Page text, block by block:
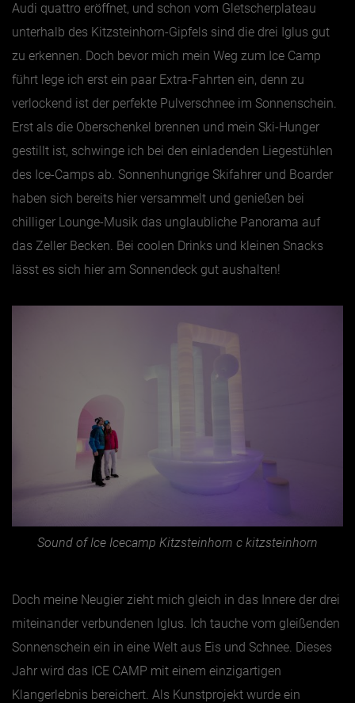
Audi quattro eröffnet, und schon vom Gletscherplateau
unterhalb des Kitzsteinhorn-Gipfels sind die drei Iglus gut
zu erkennen. Doch bevor mich mein Weg zum Ice Camp
führt lege ich erst ein paar Extra-Fahrten ein, denn zu
verlockend ist der perfekte Pulverschnee im Sonnenschein.
Erst als die Oberschenkel brennen und mein Ski-Hunger
gestillt ist, schwinge ich bei den einladenden Liegestühlen
des Ice-Camps ab. Sonnenhungrige Skifahrer und Boarder
haben sich bereits hier versammelt und genießen bei
chilliger Lounge-Musik das unglaubliche Panorama auf
das Zeller Becken. Bei coolen Drinks und kleinen Snacks
lässt es sich hier am Sonnendeck gut aushalten!
Sound of Ice Icecamp Kitzsteinhorn c kitzsteinhorn
Doch meine Neugier zieht mich gleich in das Innere der drei
miteinander verbundenen Iglus. Ich tauche vom gleißenden
Sonnenschein ein in eine Welt aus Eis und Schnee. Dieses
Jahr wird das ICE CAMP mit einem einzigartigen
Klangerlebnis bereichert. Als Kunstprojekt wurde ein